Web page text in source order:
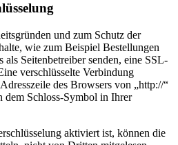
und zum Schutz der
wie zum Beispiel Bestellungen
als Seitenbetreiber senden, eine SSL-
verschlüsselte Verbindung
des Browsers von „http://“
dem Schloss-Symbol in Ihrer
aktiviert ist, können die